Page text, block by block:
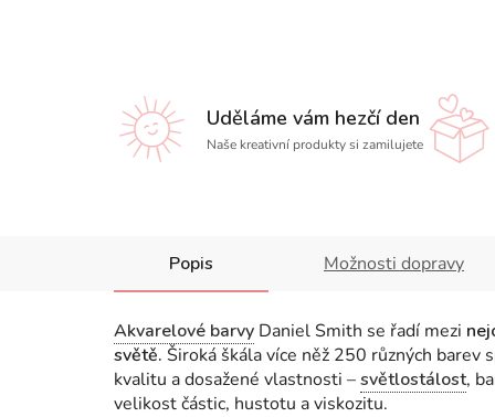
Uděláme vám hezčí den
Naše kreativní produkty si zamilujete
Popis Možnosti dopravy
Akvarelové barvy Daniel Smith se řadí mezi
světě. Široká škála více něž 250 různých barev
kvalitu a dosažené vlastnosti –světlostálost,
velikost částic, hustotu a viskozitu.